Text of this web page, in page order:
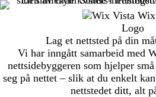
Lag et nettsted på din
Vi har inngått samarbeid med
nettsidebyggeren som hjelper
seg på nettet – slik at du enkelt
nettstedet ditt, alt